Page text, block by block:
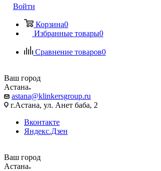
Войти
Корзина0
Избранные товары0
Сравнение товаров0
Ваш город
Астана
astana@klinkersgroup.ru
г.Астана, ул. Анет баба, 2
Вконтакте
Яндекс.Дзен
Ваш город
Астана